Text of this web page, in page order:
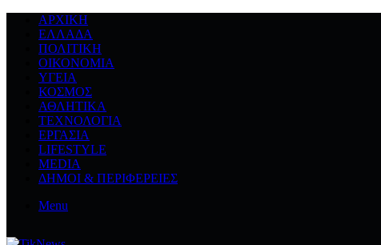
ΑΡΧΙΚΉ
ΕΛΛΆΔΑ
ΠΟΛΙΤΙΚΉ
ΟΙΚΟΝΟΜΊΑ
ΥΓΕΊΑ
ΚΌΣΜΟΣ
ΑΘΛΗΤΙΚΆ
ΤΕΧΝΟΛΟΓΙΆ
ΕΡΓΑΣΊΑ
LIFESTYLE
MEDIA
ΔΉΜΟΙ & ΠΕΡΙΦΈΡΕΙΕΣ
Menu